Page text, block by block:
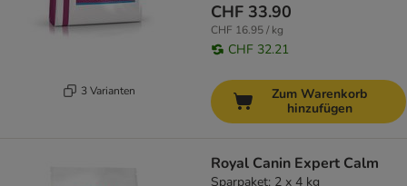
3 Varianten
CHF 33.90
CHF 16.95 / kg
CHF 32.21
Zum Warenkorb
hinzufügen
Royal Canin Expert Calm
Sparpaket: 2 x 4 kg